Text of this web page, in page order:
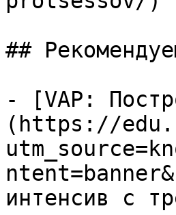
##
- [VAP:
(https://
интенсив с